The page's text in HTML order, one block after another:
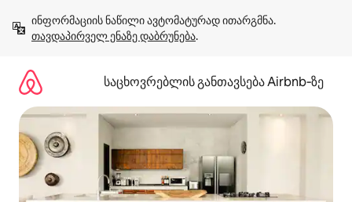
გადასვლა
თავდაპირველ ენაზე დაბრუნება.
საცხოვრებლის განთავსება Airbnb‑ზე